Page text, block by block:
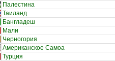
Палестина
Таиланд
Бангладеш
Мали
Черногория
Американское Самоа
Турция